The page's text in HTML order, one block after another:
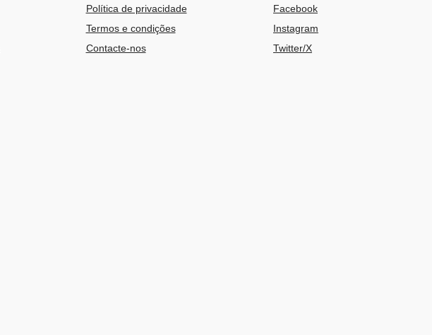
Política de privacidade
Termos e condições
Contacte-nos
Facebook
Instagram
Twitter/X